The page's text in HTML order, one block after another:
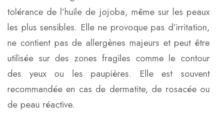
tolérance de l’huile de jojoba, même sur les peaux
les plus sensibles. Elle ne provoque pas d’irritation,
ne contient pas de allergènes majeurs et peut être
utilisée sur des zones fragiles comme le contour
des yeux ou les paupières. Elle est souvent
recommandée en cas de dermatite, de rosacée ou
de peau réactive.